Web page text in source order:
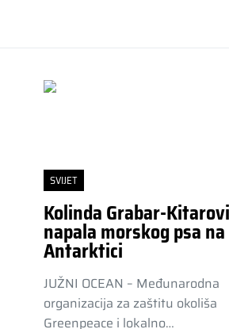
SVIJET
Kolinda Grabar-
napala morskog psa na
Antarktici
JUŽNI OCEAN – Međunarodna
organizacija za zaštitu okoliša
Greenpeace i lokalno…